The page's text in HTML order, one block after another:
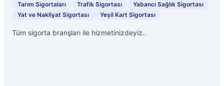
Tarım Sigortaları
Trafik Sigortası
Yabancı Sağlık Sigortası
Yat ve Nakliyat Sigortası
Yeşil Kart Sigortası
Tüm sigorta branşları ile hizmetinizdeyiz..